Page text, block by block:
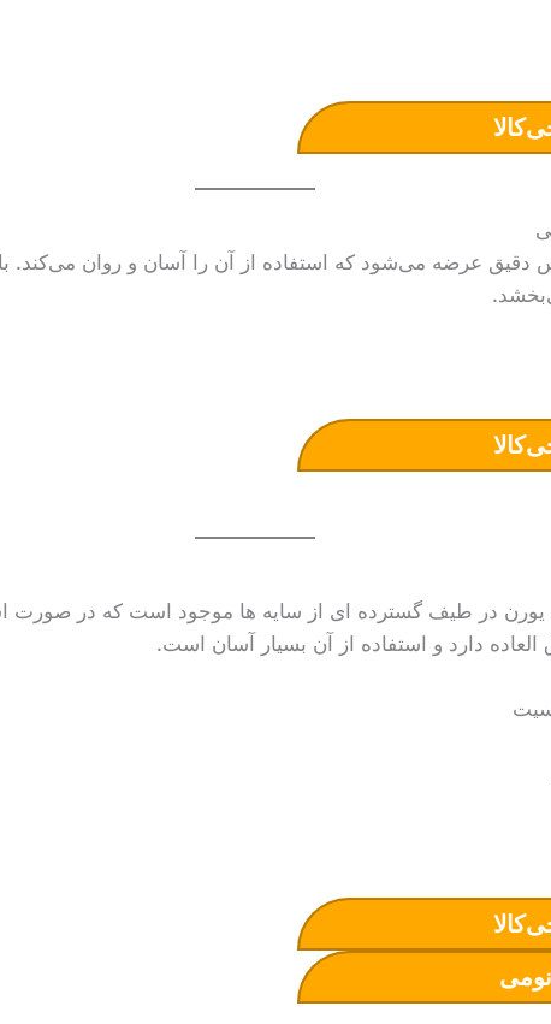
عرضه می‌شود که استفاده از آن را آسان و روان می‌کند. با
در طیف گسترده ای از سایه ها موجود است که در صورت
العاده دارد و استفاده از آن بسیار آسان است.